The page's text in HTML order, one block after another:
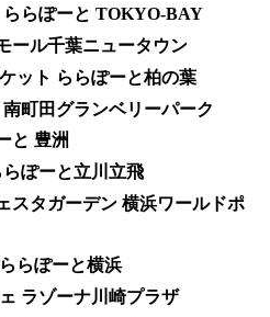
ららぽーと TOKYO-BAY
ール千葉ニュータウン
ット ららぽーと柏の葉
町田グランベリーパーク
と 豊洲
ぽーと立川立飛
スタガーデン 横浜ワールドポ
らぽーと横浜
ラゾーナ川崎プラザ